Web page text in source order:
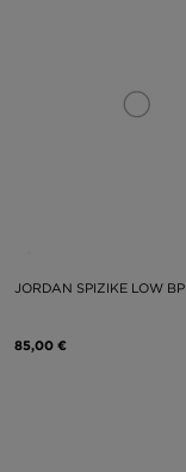
JORDAN SPIZIKE LOW BP
85,00 €